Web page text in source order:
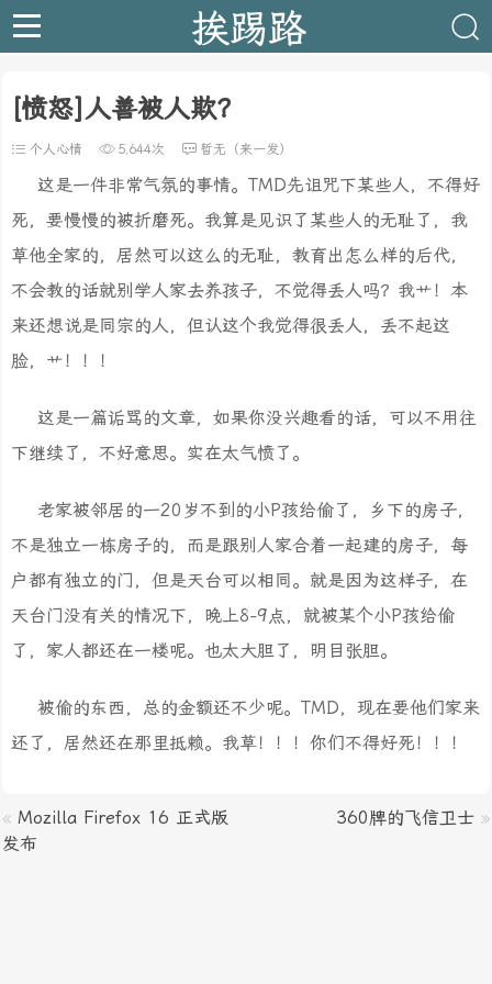
挨踢路
[愤怒]人善被人欺？
个人心情 5,644次 暂无（来一发）
这是一件非常气氛的事情。TMD先诅咒下某些人，不得好
死，要慢慢的被折磨死。我算是见识了某些人的无耻了，我
草他全家的，居然可以这么的无耻，教育出怎么样的后代，
不会教的话就别学人家去养孩子，不觉得丢人吗？我艹！本
来还想说是同宗的人，但认这个我觉得很丢人，丢不起这
脸，艹！！！
这是一篇诟骂的文章，如果你没兴趣看的话，可以不用往
下继续了，不好意思。实在太气愤了。
老家被邻居的一20岁不到的小P孩给偷了，乡下的房子，
不是独立一栋房子的，而是跟别人家合着一起建的房子，每
户都有独立的门，但是天台可以相同。就是因为这样子，在
天台门没有关的情况下，晚上8-9点，就被某个小P孩给偷
了，家人都还在一楼呢。也太大胆了，明目张胆。
被偷的东西，总的金额还不少呢。TMD，现在要他们家来
还了，居然还在那里抵赖。我草！！！你们不得好死！！！
« Mozilla Firefox 16 正式版
发布
360牌的飞信卫士 »